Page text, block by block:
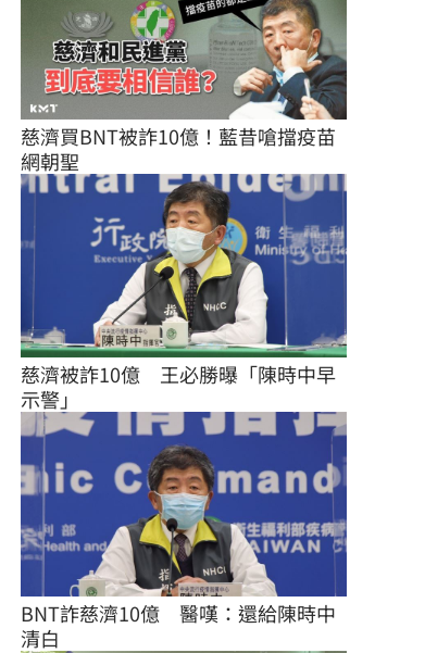
慈濟買BNT被詐10億！藍昔嗆擋疫苗
網朝聖
慈濟被詐10億　王必勝曝「陳時中早
示警」
BNT詐慈濟10億　醫嘆：還給陳時中
清白